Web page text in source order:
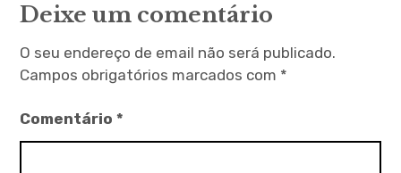
Deixe um comentário
O seu endereço de email não será publicado.
Campos obrigatórios marcados com *
Comentário*